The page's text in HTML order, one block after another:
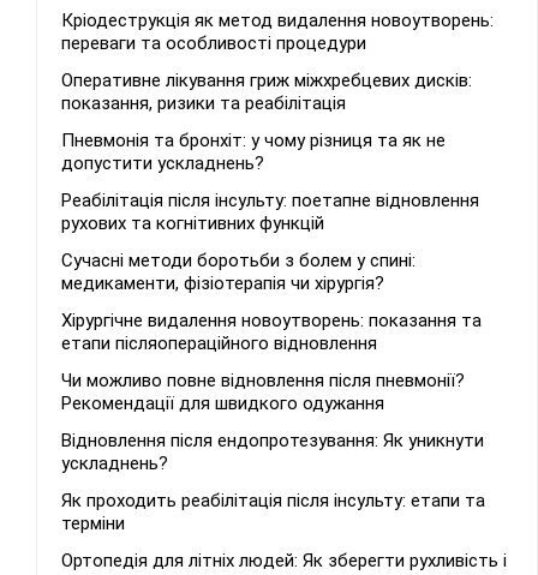
Кріодеструкція як метод видалення новоутворень:
переваги та особливості процедури
Оперативне лікування гриж міжхребцевих дисків:
показання, ризики та реабілітація
Пневмонія та бронхіт: у чому різниця та як не
допустити ускладнень?
Реабілітація після інсульту: поетапне відновлення
рухових та когнітивних функцій
Сучасні методи боротьби з болем у спині:
медикаменти, фізіотерапія чи хірургія?
Хірургічне видалення новоутворень: показання та
етапи післяопераційного відновлення
Чи можливо повне відновлення після пневмонії?
Рекомендації для швидкого одужання
Відновлення після ендопротезування: Як уникнути
ускладнень?
Як проходить реабілітація після інсульту: етапи та
терміни
Ортопедія для літніх людей: Як зберегти рухливість і